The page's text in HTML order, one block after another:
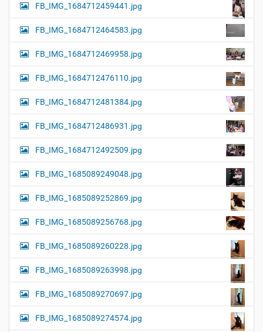
FB_IMG_1684712459441.jpg
FB_IMG_1684712464583.jpg
FB_IMG_1684712469958.jpg
FB_IMG_1684712476110.jpg
FB_IMG_1684712481384.jpg
FB_IMG_1684712486931.jpg
FB_IMG_1684712492509.jpg
FB_IMG_1685089249048.jpg
FB_IMG_1685089252869.jpg
FB_IMG_1685089256768.jpg
FB_IMG_1685089260228.jpg
FB_IMG_1685089263998.jpg
FB_IMG_1685089270697.jpg
FB_IMG_1685089274574.jpg